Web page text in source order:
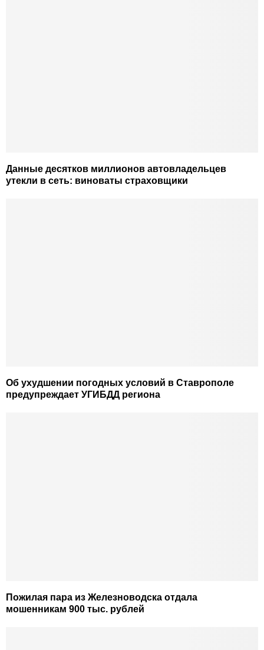
Данные десятков миллионов автовладельцев
утекли в сеть: виноваты страховщики
Об ухудшении погодных условий в Ставрополе
предупреждает УГИБДД региона
Пожилая пара из Железноводска отдала
мошенникам 900 тыс. рублей